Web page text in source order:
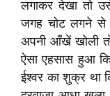
लगाकर देखा तो
जगह चोट लगने से
अपनी आँखें खोली
ऐसा एहसास हुआ
ईश्वर का शुक्र था